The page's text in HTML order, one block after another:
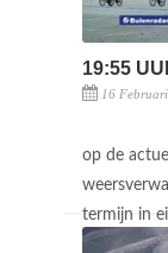
19:55
16
op de
termijn in